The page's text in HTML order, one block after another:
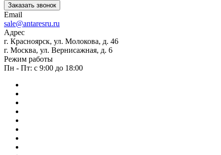
Заказать звонок
Email
sale@antaresru.ru
Адрес
г. Красноярск, ул. Молокова, д. 46
г. Москва, ул. Вернисажная, д. 6
Режим работы
Пн - Пт: с 9:00 до 18:00